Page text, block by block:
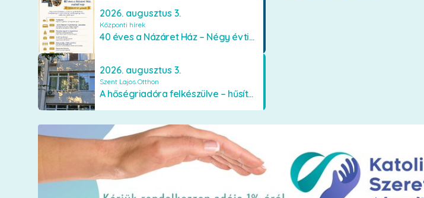
2026. augusztus 3.
Központi hírek
40 éves a Názáret Ház – Négy évtized szeretetben és gondoskodásban
2026. augusztus 3.
Szent Lajos Otthon
A hőségriadóra felkészülve – hűsítő fejlesztések a Szent Lajos Otthonban